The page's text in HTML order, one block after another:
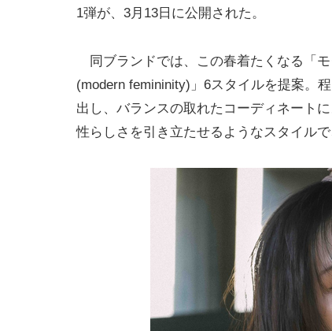
1弾が、3月13日に公開された。
同ブランドでは、この春着たくなる「
(modern femininity)」6スタイルを提案。
出し、バランスの取れたコーディネート
性らしさを引き立たせるようなスタイル